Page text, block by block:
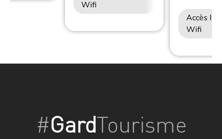
Wifi
Accès
Wifi
#GardTourisme